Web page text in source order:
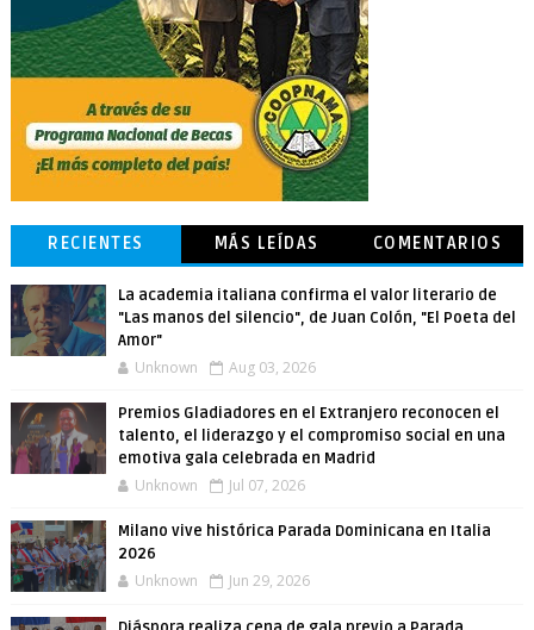
RECIENTES MÁS LEÍDAS COMENTARIOS
La academia italiana confirma el valor literario de
"Las manos del silencio", de Juan Colón, "El Poeta del
Amor"
Unknown Aug 03, 2026
Premios Gladiadores en el Extranjero reconocen el
talento, el liderazgo y el compromiso social en una
emotiva gala celebrada en Madrid
Unknown Jul 07, 2026
Milano vive histórica Parada Dominicana en Italia
2026
Unknown Jun 29, 2026